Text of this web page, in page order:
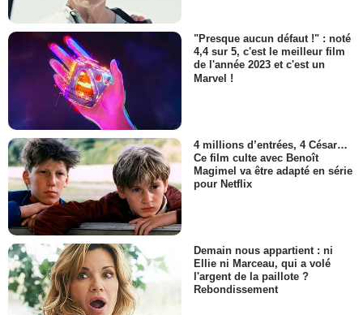
"Presque aucun défaut !" : noté
4,4 sur 5, c'est le meilleur film
de l'année 2023 et c'est un
Marvel !
4 millions d’entrées, 4 César…
Ce film culte avec Benoît
Magimel va être adapté en série
pour Netflix
Demain nous appartient : ni
Ellie ni Marceau, qui a volé
l'argent de la paillote ?
Rebondissement